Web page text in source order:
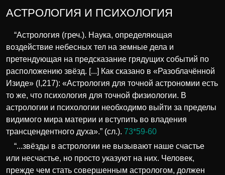
АСТРОЛОГИЯ И ПСИХОЛОГИЯ
“Астрология (греч.). Наука, определяющая
воздействие небесных тел на земные дела и
претендующая на предсказание грядущих событий по
расположению звёзд. [...] Как сказано в «Разоблачённой
Изиде» (I,217): «Астрология для точной астрономии есть
то же, что психология для точной физиологии. В
астрологии и психологии необходимо выйти за пределы
видимого мира материи и вступить во владения
трансцендентного духа».” (сл.). 73*59-60
“...звёзды в астрологии не вызывают наше счастье
или несчастье, но просто указуют на них. Человек,
прежде чем стать совершенным астрологом, должен